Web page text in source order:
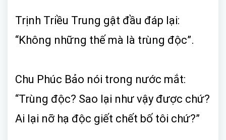
Trịnh Triều Trung gật đầu đáp lại:
“Không những thế mà là trùng độc”.
Chu Phúc Bảo nói trong nước mắt:
“Trùng độc? Sao lại như vậy được chứ?
Ai lại nỡ hạ độc giết chết bố tôi chứ?”